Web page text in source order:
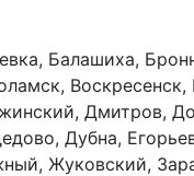
Балашиха,
Воскресенск,
Дмитров,
Дубна,
Жуковский,